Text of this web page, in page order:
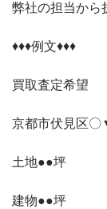
弊社の担当から
♦♦♦例文♦♦♦
買取査定希望
京都市伏見区
土地●●坪
建物●●坪